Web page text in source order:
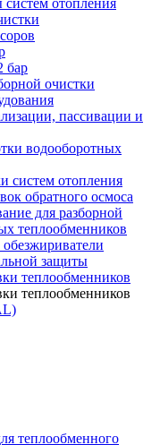
отопления
бар
очистки
пассивации и
водооборотных
систем отопления
обратного осмоса
для разборной
теплообменников
защиты
теплообменников
теплообменников
теплообменного